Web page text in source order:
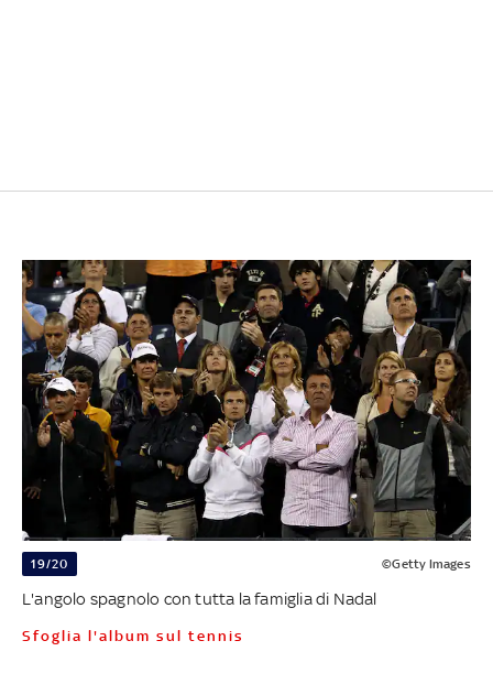
19/20 ©Getty Images
L'angolo spagnolo con tutta la famiglia di Nadal
Sfoglia l'album sul tennis